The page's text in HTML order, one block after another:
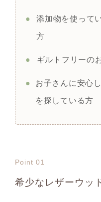
● 添加物を使って
方
● ギルトフリーの
● お子さんに安心
を探している方
Point 01
希少なレザーウッ